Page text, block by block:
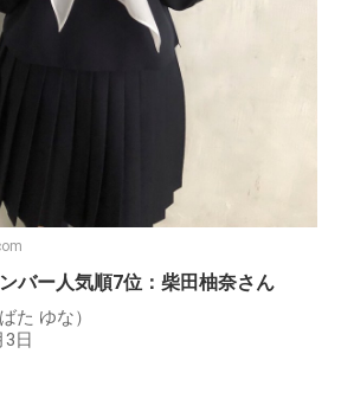
バー人気順7位：柴田柚奈さん
た ゆな）
3日